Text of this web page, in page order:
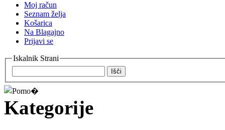
Moj račun
Seznam želja
Košarica
Na Blagajno
Prijavi se
Iskalnik Strani
Išči
Kategorije